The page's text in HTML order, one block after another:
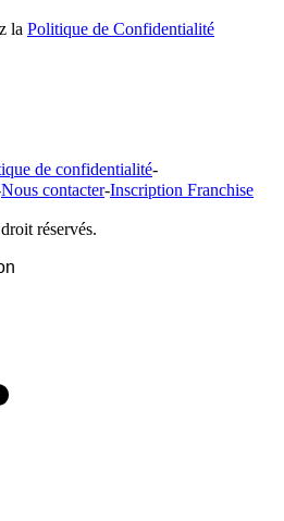
la Politique de Confidentialité
de confidentialité-
Nous contacter-Inscription Franchise
réservés.